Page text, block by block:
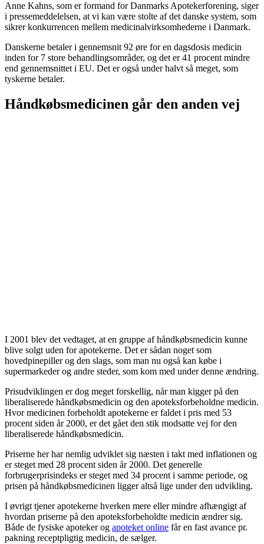
Anne Kahns, som er formand for Danmarks Apotekerforening, siger
i pressemeddelelsen, at vi kan være stolte af det danske system, som
sikrer konkurrencen mellem medicinalvirksomhederne i Danmark.
Danskerne betaler i gennemsnit 92 øre for en dagsdosis medicin
inden for 7 store behandlingsområder, og det er 41 procent mindre
end gennemsnittet i EU. Det er også under halvt så meget, som
tyskerne betaler.
Håndkøbsmedicinen går den anden vej
I 2001 blev det vedtaget, at en gruppe af håndkøbsmedicin kunne
blive solgt uden for apotekerne. Det er sådan noget som
hovedpinepiller og den slags, som man nu også kan købe i
supermarkeder og andre steder, som kom med under denne ændring.
Prisudviklingen er dog meget forskellig, når man kigger på den
liberaliserede håndkøbsmedicin og den apoteksforbeholdne medicin.
Hvor medicinen forbeholdt apotekerne er faldet i pris med 53
procent siden år 2000, er det gået den stik modsatte vej for den
liberaliserede håndkøbsmedicin.
Priserne her har nemlig udviklet sig næsten i takt med inflationen og
er steget med 28 procent siden år 2000. Det generelle
forbrugerprisindeks er steget med 34 procent i samme periode, og
prisen på håndkøbsmedicinen ligger altså lige under den udvikling.
I øvrigt tjener apotekerne hverken mere eller mindre afhængigt af
hvordan priserne på den apoteksforbeholdte medicin ændrer sig.
Både de fysiske apoteker og apoteket online får en fast avance pr.
pakning receptpligtig medicin, de sælger.